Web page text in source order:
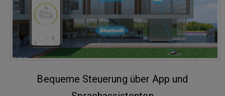
Bequeme Steuerung über App und